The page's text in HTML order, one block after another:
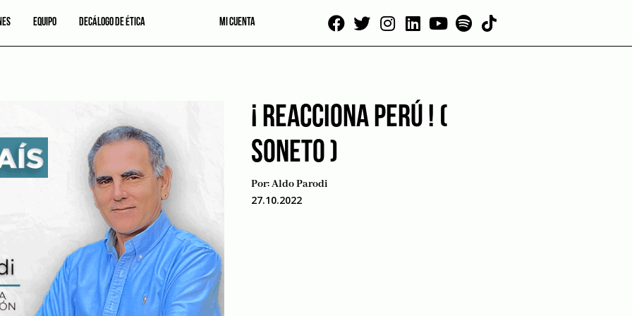
EQUIPO DECÁLOGO DE ÉTICA MI CUENTA
¡ REACCIONA PERÚ ! (
SONETO )
Por:Aldo Parodi
27.10.2022